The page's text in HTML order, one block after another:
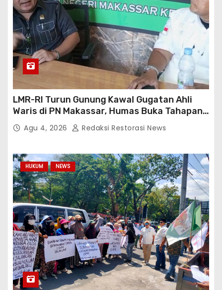
LMR-RI Turun Gunung Kawal Gugatan Ahli
Waris di PN Makassar, Humas Buka Tahapan
Persidangan
Agu 4, 2026 Redaksi Restorasi News
HUKUM NEWS